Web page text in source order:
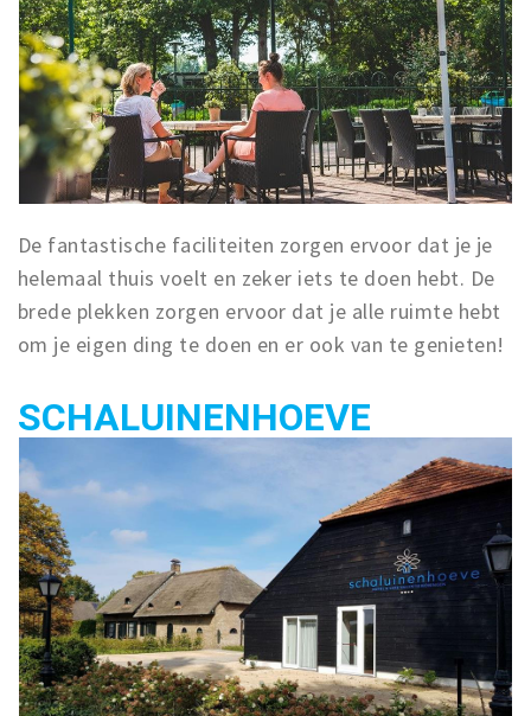
Partner worden
Inloggen
De fantastische faciliteiten zorgen ervoor dat je je
helemaal thuis voelt en zeker iets te doen hebt. De
brede plekken zorgen ervoor dat je alle ruimte hebt
om je eigen ding te doen en er ook van te genieten!
SCHALUINENHOEVE